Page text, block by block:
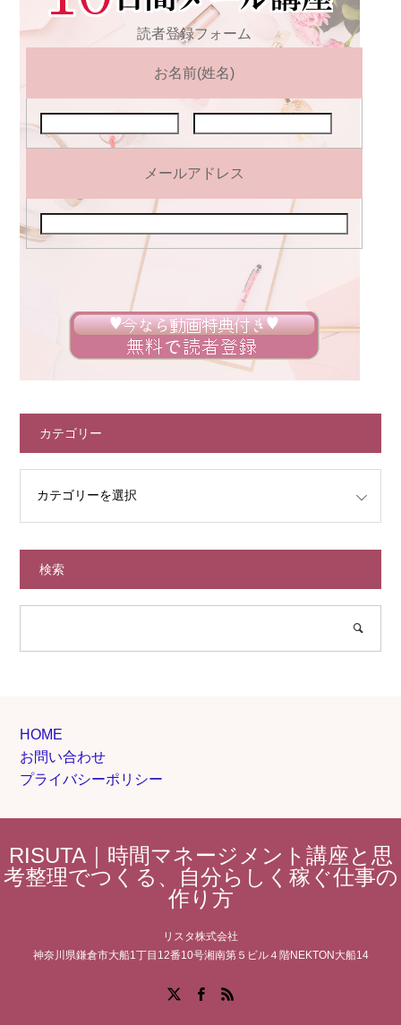
読者登録フォーム
お名前(姓名)
メールアドレス
カテゴリー
検索
HOME
お問い合わせ
プライバシーポリシー
RISUTA｜時間マネージメント講座と思
考整理でつくる、自分らしく稼ぐ仕事の
作り方
リスタ株式会社
神奈川県鎌倉市大船1丁目12番10号湘南第５ビル４階NEKTON大船14